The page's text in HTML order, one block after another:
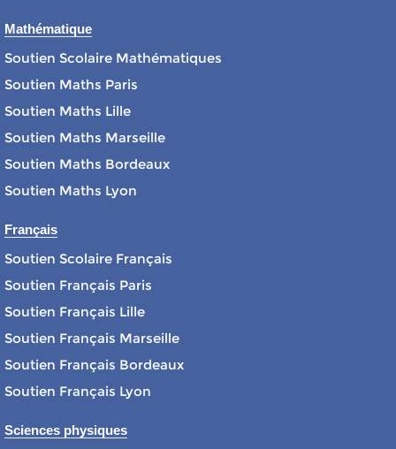
Mathématique
Soutien Scolaire Mathématiques
Soutien Maths Paris
Soutien Maths Lille
Soutien Maths Marseille
Soutien Maths Bordeaux
Soutien Maths Lyon
Français
Soutien Scolaire Français
Soutien Français Paris
Soutien Français Lille
Soutien Français Marseille
Soutien Français Bordeaux
Soutien Français Lyon
Sciences physiques